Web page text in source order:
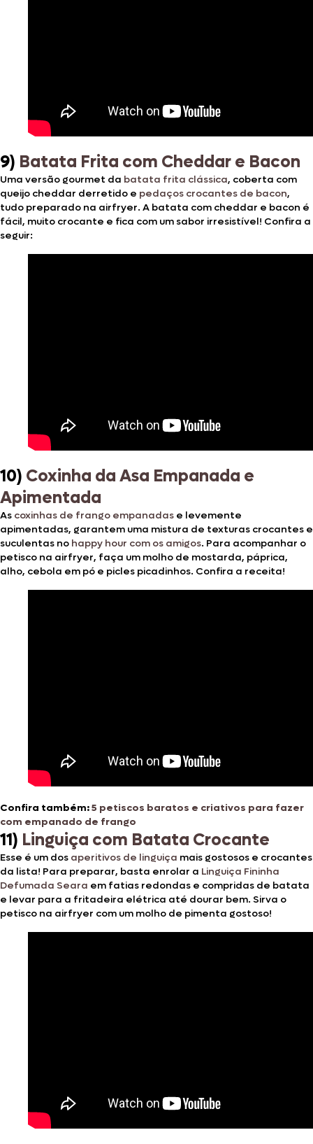
9) Batata Frita com Cheddar e Bacon
Uma versão gourmet da batata frita clássica, coberta com
queijo cheddar derretido e pedaços crocantes de bacon,
tudo preparado na airfryer. A batata com cheddar e bacon é
fácil, muito crocante e fica com um sabor irresistível! Confira a
seguir:
10) Coxinha da Asa Empanada e
Apimentada
As coxinhas de frango empanadas e levemente
apimentadas, garantem uma mistura de texturas crocantes e
suculentas no happy hour com os amigos. Para acompanhar o
petisco na airfryer, faça um molho de mostarda, páprica,
alho, cebola em pó e picles picadinhos. Confira a receita!
Confira também:5 petiscos baratos e criativos para fazer
com empanado de frango
11) Linguiça com Batata Crocante
Esse é um dos aperitivos de linguiça mais gostosos e crocantes
da lista! Para preparar, basta enrolar a Linguiça Fininha
Defumada Seara em fatias redondas e compridas de batata
e levar para a fritadeira elétrica até dourar bem. Sirva o
petisco na airfryer com um molho de pimenta gostoso!